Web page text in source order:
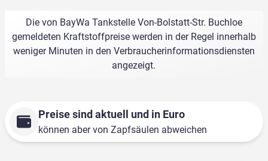
Die von BayWa Tankstelle Von-Bolstatt-Str. Buchloe
gemeldeten Kraftstoffpreise werden in der Regel innerhalb
weniger Minuten in den Verbraucherinformationsdiensten
angezeigt.
Preise sind aktuell und in Euro
können aber von Zapfsäulen abweichen